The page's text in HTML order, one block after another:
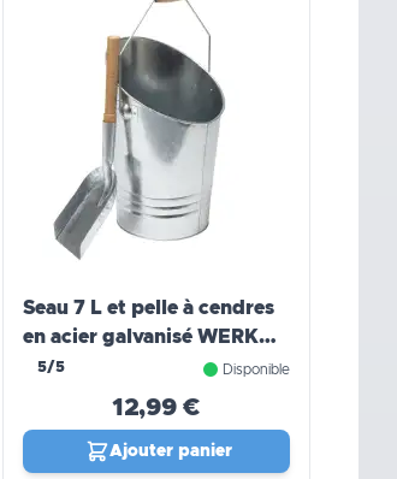
Seau 7 L et pelle à cendres
en acier galvanisé WERKA
PRO
5/5 Disponible
12,99 €
Ajouter panier